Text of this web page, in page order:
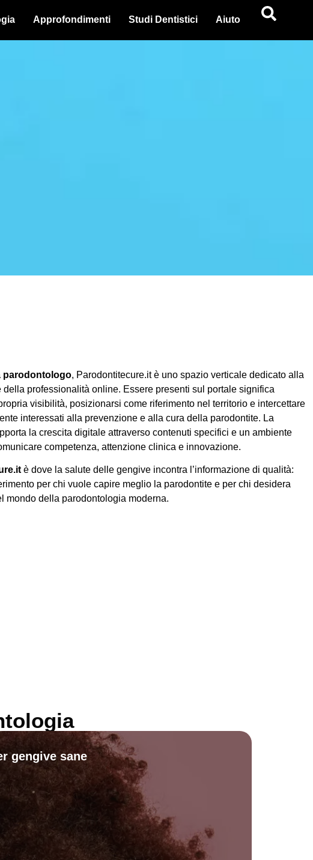
Approfondimenti Studi Dentistici Aiuto
parodontologo, Parodontitecure.it è uno spazio verticale dedicato alla
della professionalità online. Essere presenti sul portale significa
visibilità, posizionarsi come riferimento nel territorio e intercettare
interessati alla prevenzione e alla cura della parodontite. La
la crescita digitale attraverso contenuti specifici e un ambiente
competenza, attenzione clinica e innovazione.
è dove la salute delle gengive incontra l’informazione di qualità:
per chi vuole capire meglio la parodontite e per chi desidera
mondo della parodontologia moderna.
gengive sane